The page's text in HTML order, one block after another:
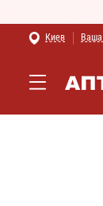
Киев